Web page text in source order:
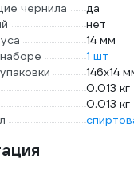
чернила
да
нет
14 мм
1 шт
146x14
0.013 кг
0.013 кг